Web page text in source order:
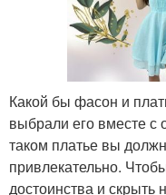
Какой бы фасон и
выбрали его вместе с
таком платье вы
привлекательно.
достоинства и скрыть